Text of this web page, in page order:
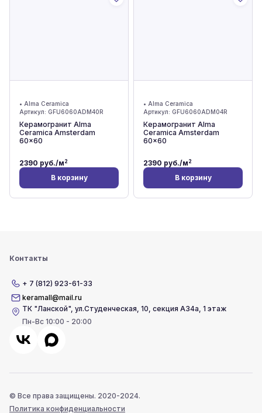
• Alma Ceramica
Артикул: GFU6060ADM40R
Керамогранит Alma
Ceramica Amsterdam
60x60
2390 руб./м2
В корзину
• Alma Ceramica
Артикул: GFU6060ADM04R
Керамогранит Alma
Ceramica Amsterdam
60x60
2390 руб./м2
В корзину
Контакты
+ 7 (812) 923-61-33
keramall@mail.ru
ТК "Ланской",ул.Студенческая, 10, секция А34а, 1 этаж
Пн-Вс 10:00 - 20:00
© Все права защищены. 2020-2024.
Политика конфиденциальности